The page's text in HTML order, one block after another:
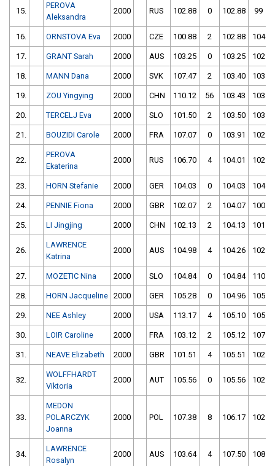
15.
PEROVA
Aleksandra
2000 RUS 102.88 0 102.88 99
16. ORNSTOVA Eva 2000 CZE 100.88 2 102.88 104
17. GRANT Sarah 2000 AUS 103.25 0 103.25 102
18. MANN Dana 2000 SVK 107.47 2 103.40 103
19. ZOU Yingying 2000 CHN 110.12 56 103.43 103
20. TERCELJ Eva 2000 SLO 101.50 2 103.50 103
21. BOUZIDI Carole 2000 FRA 107.07 0 103.91 102
22.
PEROVA
Ekaterina
2000 RUS 106.70 4 104.01 102
23. HORN Stefanie 2000 GER 104.03 0 104.03 104
24. PENNIE Fiona 2000 GBR 102.07 2 104.07 100
25. LI Jingjing 2000 CHN 102.13 2 104.13 101
26.
LAWRENCE
Katrina
2000 AUS 104.98 4 104.26 102
27. MOZETIC Nina 2000 SLO 104.84 0 104.84 110
28. HORN Jacqueline 2000 GER 105.28 0 104.96 105
29. NEE Ashley 2000 USA 113.17 4 105.10 105
30. LOIR Caroline 2000 FRA 103.12 2 105.12 107
31. NEAVE Elizabeth 2000 GBR 101.51 4 105.51 102
32.
WOLFFHARDT
Viktoria
2000 AUT 105.56 0 105.56 102
33.
MEDON
POLARCZYK
Joanna
2000 POL 107.38 8 106.17 102
34.
LAWRENCE
Rosalyn
2000 AUS 103.64 4 107.50 108